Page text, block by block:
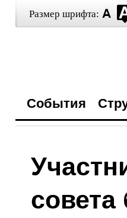
Размер шрифта:
События
совета